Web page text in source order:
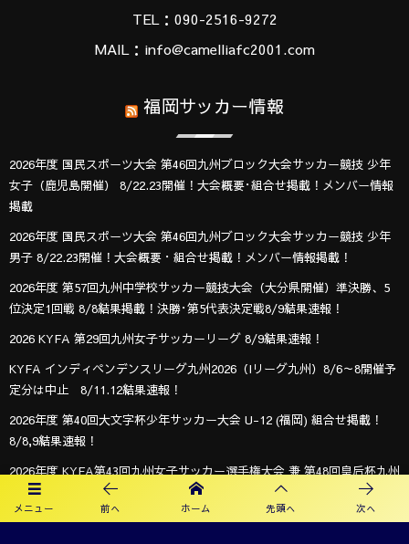
メニュー 前へ ホーム 先頭へ 次へ
TEL：090-2516-9272
MAIL：info@camelliafc2001.com
福岡サッカー情報
2026年度 国民スポーツ大会 第46回九州ブロック大会サッカー競技 少年
女子（鹿児島開催） 8/22.23開催！大会概要･組合せ掲載！メンバー情報
掲載
2026年度 国民スポーツ大会 第46回九州ブロック大会サッカー競技 少年
男子 8/22.23開催！大会概要・組合せ掲載！メンバー情報掲載！
2026年度 第57回九州中学校サッカー競技大会（大分県開催）準決勝、5
位決定1回戦 8/8結果掲載！決勝･第5代表決定戦8/9結果速報！
2026 KYFA 第29回九州女子サッカーリーグ 8/9結果速報！
KYFA インディペンデンスリーグ九州2026（Iリーグ九州）8/6～8開催予
定分は中止 8/11.12結果速報！
2026年度 第40回大文字杯少年サッカー大会 U-12 (福岡) 組合せ掲載！
8/8,9結果速報！
2026年度 KYFA第43回九州女子サッカー選手権大会 兼 第48回皇后杯九州
大会（長崎県開催）9/12～14開催！残るは鹿児島8/9決定予定！